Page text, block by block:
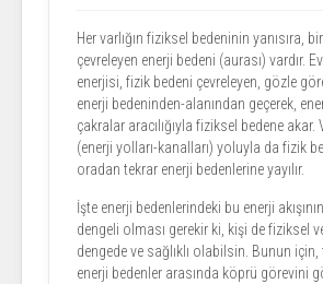
Her varlığın fiziksel bedeninin yanısıra,
çevreleyen enerji bedeni (aurası) vardır.
enerjisi, fizik bedeni çevreleyen, gözle
enerji bedeninden-alanından geçerek,
çakralar aracılığıyla fiziksel bedene akar.
(enerji yolları-kanalları) yoluyla da fizik
oradan tekrar enerji bedenlerine yayılır.
İşte enerji bedenlerindeki bu enerji
dengeli olması gerekir ki, kişi de fiziksel
dengede ve sağlıklı olabilsin. Bunun
enerji bedenler arasında köprü görevini